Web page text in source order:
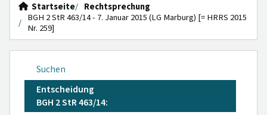
Startseite
Rechtsprechung
BGH 2 StR 463/14 - 7. Januar 2015 (LG Marburg) [= HRRS 2015
Nr. 259]
Suchen
Entscheidung
BGH 2 StR 463/14: